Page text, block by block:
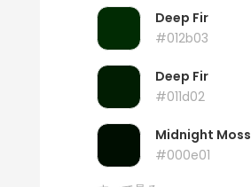
Deep Fir
#012b03
Deep Fir
#011d02
Midnight Moss
#000e01